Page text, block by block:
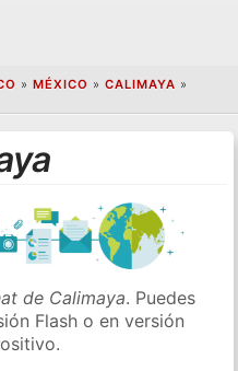
» MÉXICO » CALIMAYA »
de Calimaya. Puedes
Flash o en versión